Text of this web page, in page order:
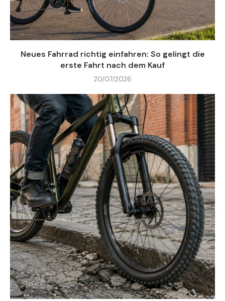
Neues Fahrrad richtig einfahren: So gelingt die
erste Fahrt nach dem Kauf
20/07/2026